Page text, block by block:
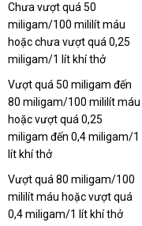
Chưa vượt quá 50
miligam/100 mililít máu
hoặc chưa vượt quá 0,25
miligam/1 lít khí thở
Vượt quá 50 miligam đến
80 miligam/100 mililít máu
hoặc vượt quá 0,25
miligam đến 0,4 miligam/1
lít khí thở
Vượt quá 80 miligam/100
mililít máu hoặc vượt quá
0,4 miligam/1 lít khí thở